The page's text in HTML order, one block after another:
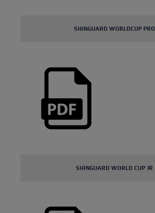
SHINGUARD WORLDCUP PRO
SHINGUARD WORLD CUP JR